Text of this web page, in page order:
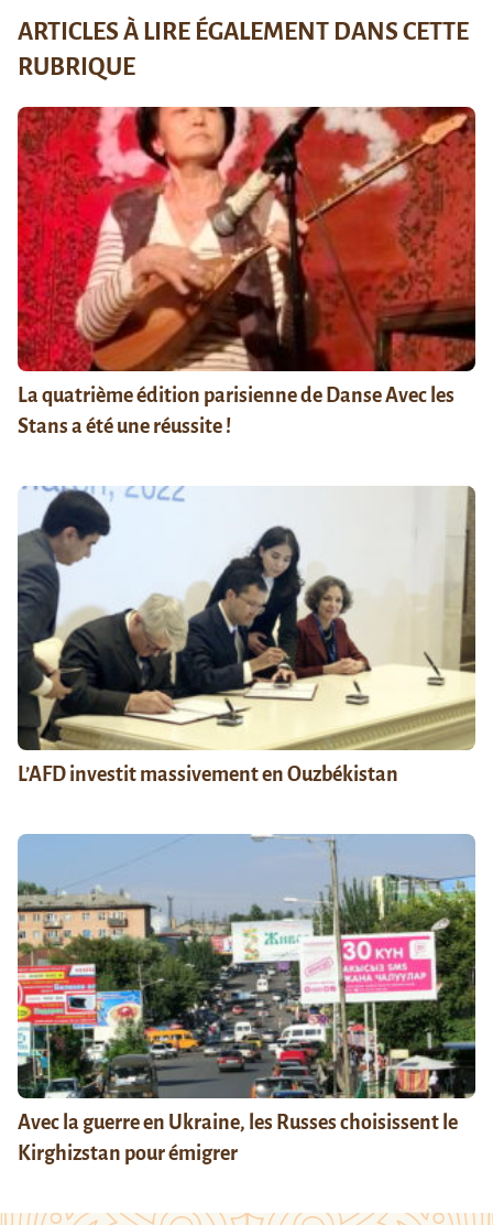
ARTICLES À LIRE ÉGALEMENT DANS CETTE
RUBRIQUE
La quatrième édition parisienne de Danse Avec les
Stans a été une réussite !
L’AFD investit massivement en Ouzbékistan
Avec la guerre en Ukraine, les Russes choisissent le
Kirghizstan pour émigrer